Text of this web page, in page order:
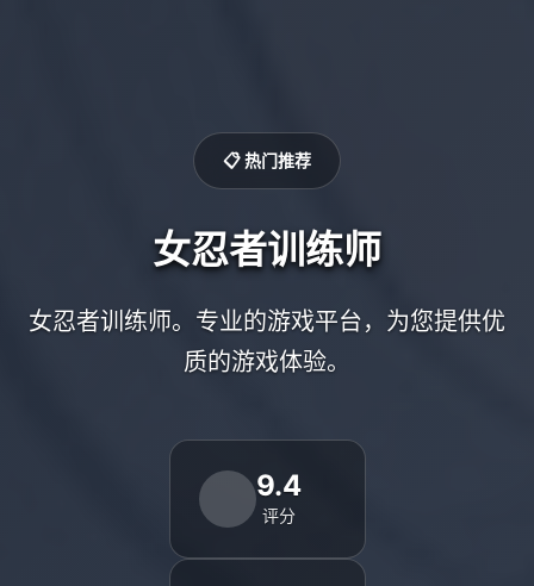
📋 热门推荐
女忍者训练师
女忍者训练师。专业的游戏平台，为您提供优
质的游戏体验。
9.4
评分